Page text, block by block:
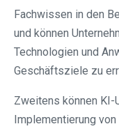
Fachwissen in den
und können
Technologien und
Geschäftsziele zu
Zweitens können KI-
Implementierung